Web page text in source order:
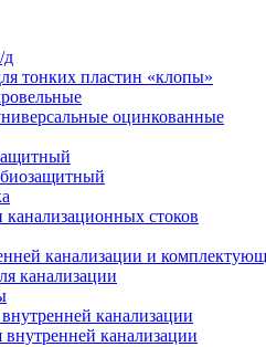
д
тонких пластин «клопы»
оцинкованные
стоков
канализации и
канализации
канализации
канализации